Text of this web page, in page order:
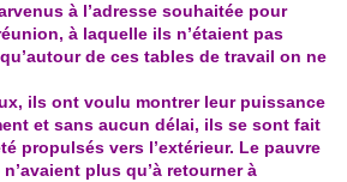
à l’adresse souhaitée pour
à laquelle ils n’étaient pas
de ces tables de travail on ne
ils ont voulu montrer leur puissance
et sans aucun délai, ils se sont fait
propulsés vers l’extérieur. Le pauvre
plus qu’à retourner à